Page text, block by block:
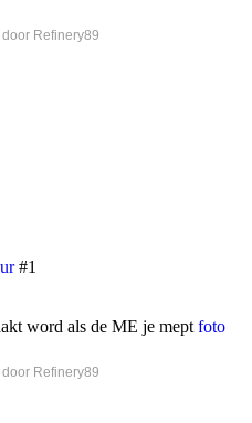
Refinery89
#1
word als de ME je mept foto
Refinery89